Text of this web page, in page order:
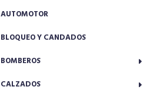
AUTOMOTOR
BLOQUEO Y CANDADOS
BOMBEROS
CALZADOS